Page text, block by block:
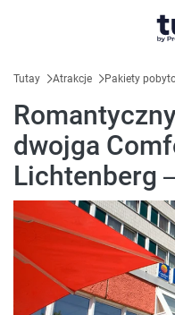
Tutay Atrakcje Pakiety
dwojga
Lichtenberg